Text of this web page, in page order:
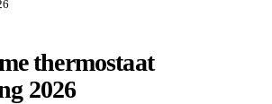
thermostaat
2026